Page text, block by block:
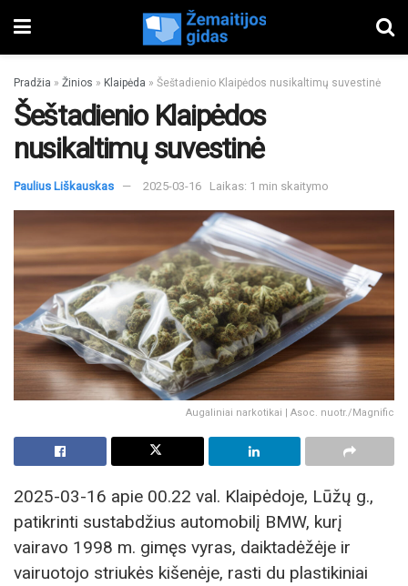
Pradžia » Žinios » Klaipėda » Šeštadienio Klaipėdos nusikaltimų suvestinė
Šeštadienio Klaipėdos
nusikaltimų suvestinė
Paulius Liškauskas 2025-03-16 Laikas: 1 min skaitymo
Augaliniai narkotikai | Asoc. nuotr./Magnific
2025-03-16 apie 00.22 val. Klaipėdoje, Lūžų g.,
patikrinti sustabdžius automobilį BMW, kurį
vairavo 1998 m. gimęs vyras, daiktadėžėje ir
vairuotojo striukės kišenėje, rasti du plastikiniai